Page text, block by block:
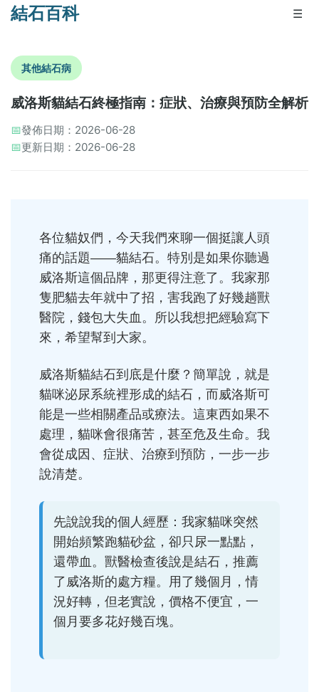
結石百科 ☰
其他結石病
威洛斯貓結石終極指南：症狀、治療與預防全解析
📅發佈日期：2026-06-28
📅更新日期：2026-06-28
各位貓奴們，今天我們來聊一個挺讓人頭
痛的話題——貓結石。特別是如果你聽過
威洛斯這個品牌，那更得注意了。我家那
隻肥貓去年就中了招，害我跑了好幾趟獸
醫院，錢包大失血。所以我想把經驗寫下
來，希望幫到大家。
威洛斯貓結石到底是什麼？簡單說，就是
貓咪泌尿系統裡形成的結石，而威洛斯可
能是一些相關產品或療法。這東西如果不
處理，貓咪會很痛苦，甚至危及生命。我
會從成因、症狀、治療到預防，一步一步
說清楚。
先說說我的個人經歷：我家貓咪突然
開始頻繁跑貓砂盆，卻只尿一點點，
還帶血。獸醫檢查後說是結石，推薦
了威洛斯的處方糧。用了幾個月，情
況好轉，但老實說，價格不便宜，一
個月要多花好幾百塊。